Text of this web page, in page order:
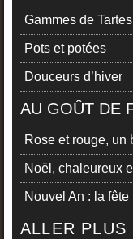
Gammes de Tartes
Pots et potées
Douceurs d’hiver
AU GOÛT DE
Rose et rouge, un
Noël, chaleureux
Nouvel An : la
ALLER PLUS